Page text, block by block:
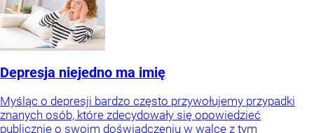
Depresja niejedno ma imię
Myśląc o depresji bardzo często przywołujemy przypadki
znanych osób, które zdecydowały się opowiedzieć
publicznie o swoim doświadczeniu w walce z tym